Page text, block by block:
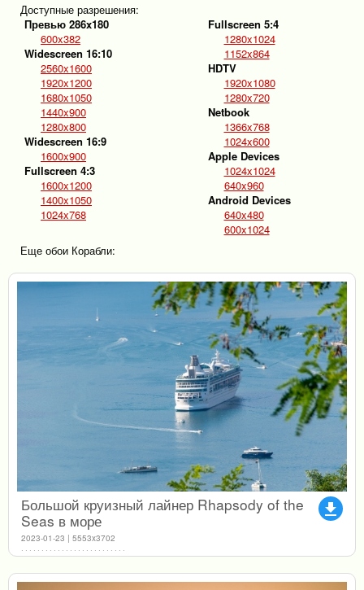
Доступные разрешения:
Превью 286x180
600x382
Widescreen 16:10
2560x1600
1920x1200
1680x1050
1440x900
1280x800
Widescreen 16:9
1600x900
Fullscreen 4:3
1600x1200
1400x1050
1024x768
Fullscreen 5:4
1280x1024
1152x864
HDTV
1920x1080
1280x720
Netbook
1366x768
1024x600
Apple Devices
1024x1024
640x960
Android Devices
640x480
600x1024
Еще обои Корабли:
file_download
Большой круизный лайнер Rhapsody of the
Seas в море
2023-01-23 | 5553x3702